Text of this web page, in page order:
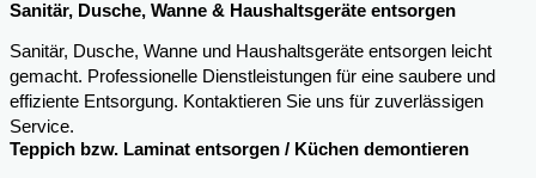
Sanitär, Dusche, Wanne & Haushaltsgeräte entsorgen
Sanitär, Dusche, Wanne und Haushaltsgeräte entsorgen leicht
gemacht. Professionelle Dienstleistungen für eine saubere und
effiziente Entsorgung. Kontaktieren Sie uns für zuverlässigen
Service.
Teppich bzw. Laminat entsorgen / Küchen demontieren